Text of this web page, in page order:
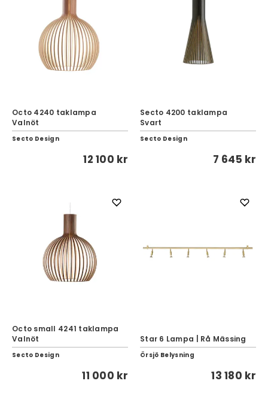
Octo 4240 taklampa
Valnöt
Secto Design
12 100 kr
Secto 4200 taklampa
Svart
Secto Design
7 645 kr
Octo small 4241 taklampa
Valnöt
Secto Design
11 000 kr
Star 6 Lampa | Rå Mässing
Örsjö Belysning
13 180 kr